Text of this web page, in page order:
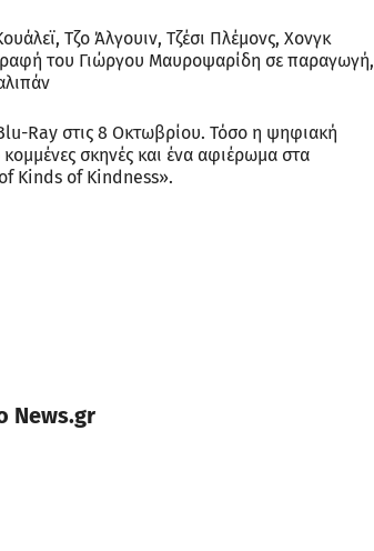
Τζο Άλγουιν, Τζέσι Πλέμονς, Χονγκ
του Γιώργου Μαυροψαρίδη σε παραγωγή,
Ray στις 8 Οκτωβρίου. Τόσο η ψηφιακή
σκηνές και ένα αφιέρωμα στα
Kinds of Kindness».
News.gr